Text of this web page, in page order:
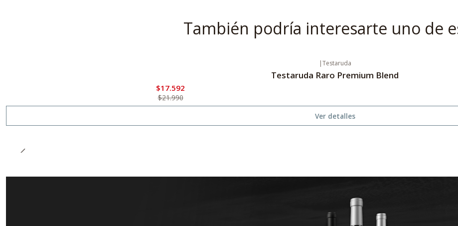
También podría interesarte uno de
|Testaruda
Testaruda Raro Premium Blend
$17.592
$21.990
Ver detalles